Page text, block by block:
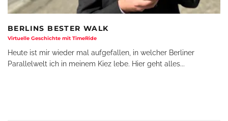
BERLINS BESTER WALK
Virtuelle Geschichte mit TimeRide
Heute ist mir wieder mal aufgefallen, in welcher Berliner
Parallelwelt ich in meinem Kiez lebe. Hier geht alles...